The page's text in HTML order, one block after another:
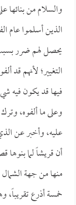
والسلام من بنائها
الذين أسلموا عام
يحصل لهم ضرر
التغيير؛ لأنهم قد
فيها قد يكون فيه
وعلى ما ألفوه،
عليه، وأخبر عن
أن قريشاً لما
منها من جهة
خمسة أذرع